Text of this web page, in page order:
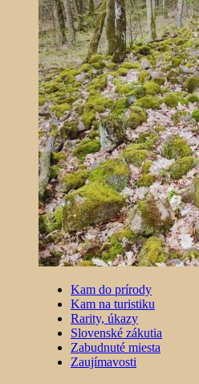
Kam do prírody
Kam na turistiku
Rarity, úkazy
Slovenské zákutia
Zabudnuté miesta
Zaujímavosti